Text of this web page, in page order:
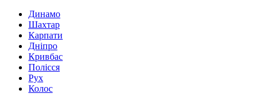
Динамо
Шахтар
Карпати
Дніпро
Кривбас
Полісся
Рух
Колос